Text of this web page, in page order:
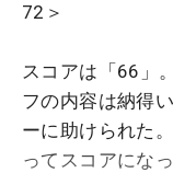
72＞
スコアは「66」
フの内容は納得
ーに助けられた
ってスコアにな